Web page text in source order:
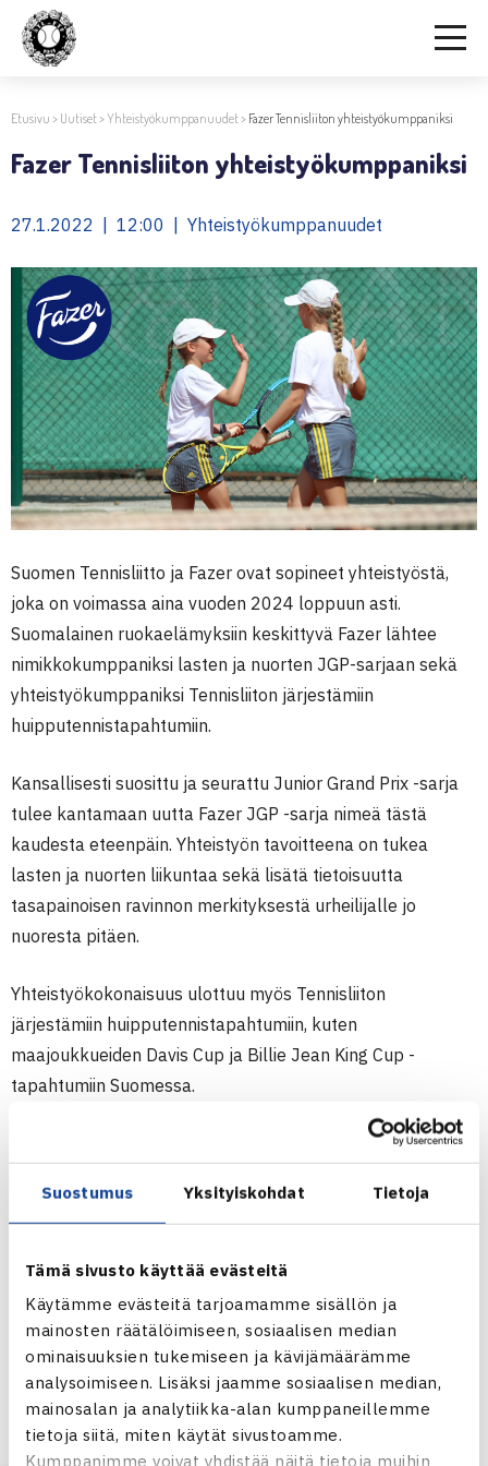
Suostumus Yksityiskohdat Tietoja
Tämä sivusto käyttää evästeitä
Käytämme evästeitä tarjoamamme sisällön ja
mainosten räätälöimiseen, sosiaalisen median
ominaisuuksien tukemiseen ja kävijämäärämme
analysoimiseen. Lisäksi jaamme sosiaalisen median,
mainosalan ja analytiikka-alan kumppaneillemme
tietoja siitä, miten käytät sivustoamme.
Kumppanimme voivat yhdistää näitä tietoja muihin
Etusivu > Uutiset>Yhteistyökumppanuudet> Fazer Tennisliiton yhteistyökumppaniksi
Fazer Tennisliiton yhteistyökumppaniksi
27.1.2022 | 12:00 | Yhteistyökumppanuudet
Suomen Tennisliitto ja Fazer ovat sopineet yhteistyöstä,
joka on voimassa aina vuoden 2024 loppuun asti.
Suomalainen ruokaelämyksiin keskittyvä Fazer lähtee
nimikkokumppaniksi lasten ja nuorten JGP-sarjaan sekä
yhteistyökumppaniksi Tennisliiton järjestämiin
huipputennistapahtumiin.
Kansallisesti suosittu ja seurattu Junior Grand Prix -sarja
tulee kantamaan uutta Fazer JGP -sarja nimeä tästä
kaudesta eteenpäin. Yhteistyön tavoitteena on tukea
lasten ja nuorten liikuntaa sekä lisätä tietoisuutta
tasapainoisen ravinnon merkityksestä urheilijalle jo
nuoresta pitäen.
Yhteistyökokonaisuus ulottuu myös Tennisliiton
järjestämiin huipputennistapahtumiin, kuten
maajoukkueiden Davis Cup ja Billie Jean King Cup -
tapahtumiin Suomessa.
Fazer ja Tennisliitto ovat tehneet aiemmin yhteistyötä
pääyhteistyökumppanina koulu- ja minitennisprojektissa
tenniskentille otetaan vastaan iloisesti molemmilla
puolilla kenttää.
“Mahtavaa saada Fazer takaisin tenniksen
yhteistyökumppaneiden joukkoon. Meillä on vahva
yhteinen historia liikunnallisen ja terveellisen elämäntavan
edistämisessä. Korona-aika on entisestään korostanut